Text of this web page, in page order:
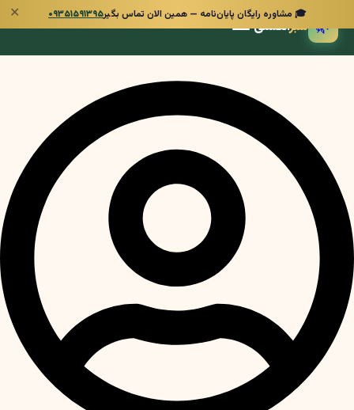
🎓 مشاوره رایگان پایان‌نامه — همین الان تماس بگیر۰۹۳۵۱۵۹۱۳۹۵ ✕
🌿 سبزانگشتی